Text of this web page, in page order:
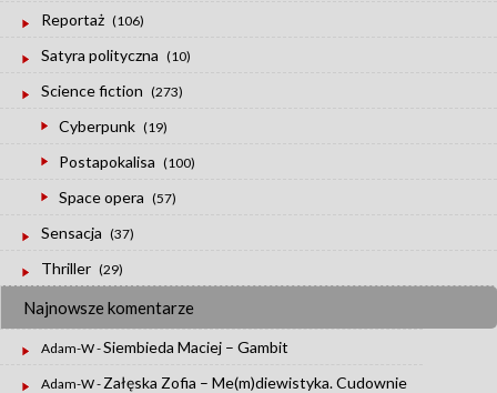
Reportaż (106)
Satyra polityczna (10)
Science fiction (273)
Cyberpunk (19)
Postapokalisa (100)
Space opera (57)
Sensacja (37)
Thriller (29)
Najnowsze komentarze
Adam-W-Siembieda Maciej – Gambit
Adam-W- Załęska Zofia – Me(m)diewistyka. Cudownie